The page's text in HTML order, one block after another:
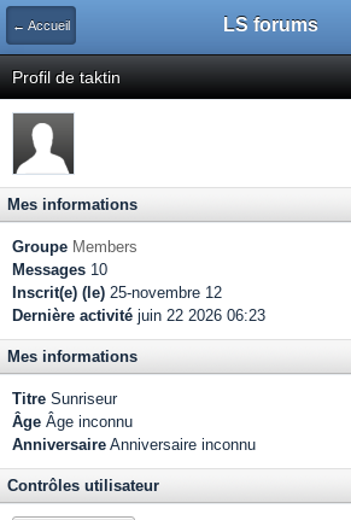
← Accueil LS forums
Profil de taktin
Mes informations
Groupe Members
Messages 10
Inscrit(e) (le) 25-novembre 12
Dernière activité juin 22 2026 06:23
Mes informations
Titre Sunriseur
Âge Âge inconnu
Anniversaire Anniversaire inconnu
Contrôles utilisateur